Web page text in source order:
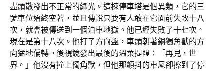
盡頭散發出不正常的綠光。這棟停車塔是個異類，它的三
號車位始終空著，並且傳說只要有人敢在它面前失敗十八
次，就會被傳送到一個泊車地獄。他已經失敗了十七次。
現在是第十八次。他打了方向盤，車頭朝著銅獨角獸的方
向猛地偏轉。後視鏡發出最後的溫柔提醒：「再見，世
界。」他沒有撞上獨角獸，但他那顫抖的車尾卻擦到了停